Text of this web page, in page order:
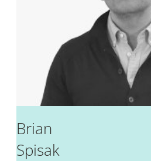
Brian
Spisak